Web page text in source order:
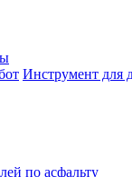
Инструмент для
по асфальту